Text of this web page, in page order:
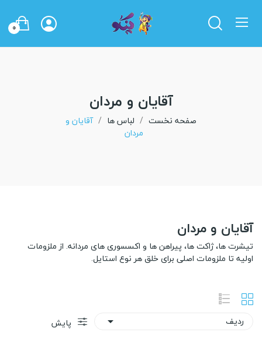
0
آقایان و مردان
صفحه نخست لباس ها
آقایان و
مردان
آقایان و مردان
تیشرت ها، ژاکت ها، پیراهن ها و اکسسوری های مردانه. از ملزومات
اولیه تا ملزومات اصلی برای خلق هر نوع استایل.
ردیف 